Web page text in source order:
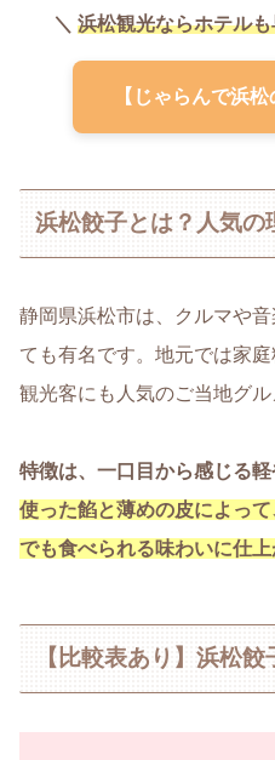
＼ 浜松観光ならホテル
【じゃらんで浜松
浜松餃子とは？人気の
静岡県浜松市は、クルマや
ても有名です。地元では家
観光客にも人気のご当地グル
特徴は、一口目から感じる軽
使った餡と薄めの皮によっ
でも食べられる味わいに仕上
【比較表あり】浜松